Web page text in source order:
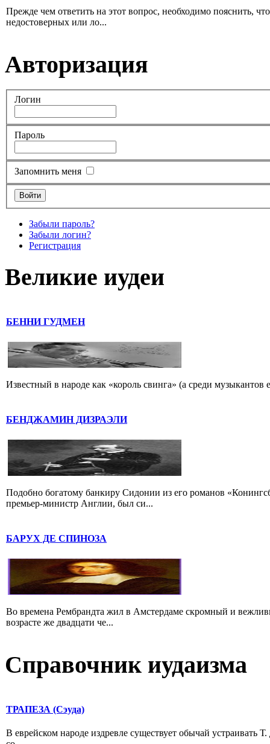
Прежде чем ответить на этот вопрос, необходимо пояснить,
недостоверных или ло...
Авторизация
Логин
Пароль
Запомнить меня
Забыли пароль?
Забыли логин?
Регистрация
Великие иудеи
БЕННИ ГУДМЕН
Известный в народе как «король свинга» (а среди
БЕНДЖАМИН ДИЗРАЭЛИ
Подобно богатому банкиру Сидонии из его романов
премьер-министр Англии, был си...
БАРУХ ДЕ СПИНОЗА
Во времена Рембрандта жил в Амстердаме скромный и
возрасте же двадцати че...
Справочник иудаизма
ТРАПЕЗА (Сэуда)
В еврейском народе издревле существует обычай устраивать